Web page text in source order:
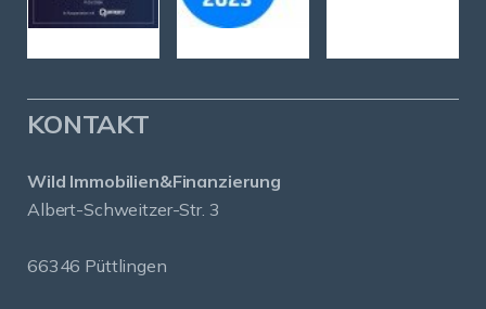
KONTAKT
Wild Immobilien&Finanzierung
Albert-Schweitzer-Str. 3
66346 Püttlingen